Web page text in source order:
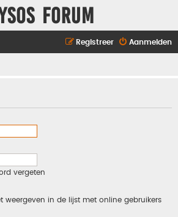
Forum
Aanmelden
Registreer
vergeten
weergeven in de lijst met online gebruikers